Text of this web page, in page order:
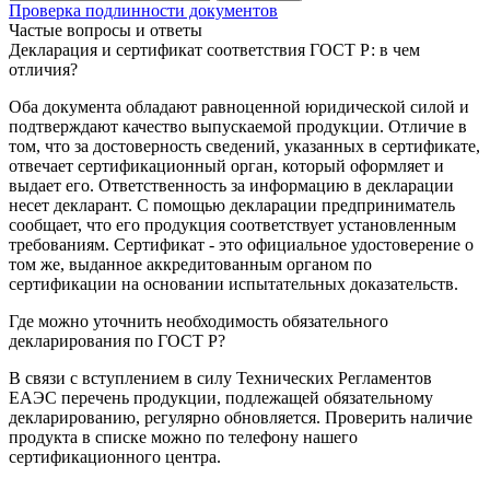
Проверка подлинности документов
Частые вопросы и ответы
Декларация и сертификат соответствия ГОСТ Р: в чем
отличия?
Оба документа обладают равноценной юридической силой и
подтверждают качество выпускаемой продукции. Отличие в
том, что за достоверность сведений, указанных в сертификате,
отвечает сертификационный орган, который оформляет и
выдает его. Ответственность за информацию в декларации
несет декларант. С помощью декларации предприниматель
сообщает, что его продукция соответствует установленным
требованиям. Сертификат - это официальное удостоверение о
том же, выданное аккредитованным органом по
сертификации на основании испытательных доказательств.
Где можно уточнить необходимость обязательного
декларирования по ГОСТ Р?
В связи с вступлением в силу Технических Регламентов
ЕАЭС перечень продукции, подлежащей обязательному
декларированию, регулярно обновляется. Проверить наличие
продукта в списке можно по телефону нашего
сертификационного центра.